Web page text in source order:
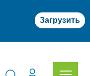
Загрузить